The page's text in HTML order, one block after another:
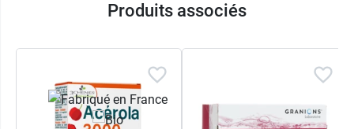
Produits associés